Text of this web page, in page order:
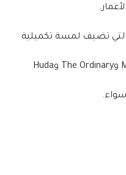
التي تضيف لمسة تكميلية
منتجات التجميل والعناية: مستحضرات مكياج وعناية بالبشرة من علامات فاخرة مثل MAC وThe Ordinary وHuda